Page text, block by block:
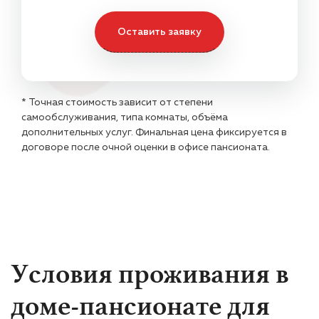
Оставить заявку
* Точная стоимость зависит от степени
самообслуживания, типа комнаты, объёма
дополнительных услуг. Финальная цена фиксируется в
договоре после очной оценки в офисе пансионата.
Условия проживания в
доме-пансионате для